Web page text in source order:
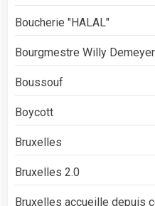
Boucherie "HALAL"
Bourgmestre Willy Demeyer
Boussouf
Boycott
Bruxelles
Bruxelles 2.0
Bruxelles accueille depuis